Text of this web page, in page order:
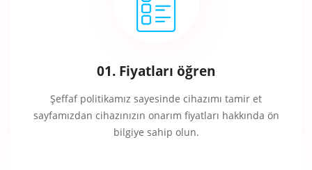
01. Fiyatları öğren
Şeffaf politikamız sayesinde cihazımı tamir et
sayfamızdan cihazınızın onarım fiyatları hakkında ön
bilgiye sahip olun.